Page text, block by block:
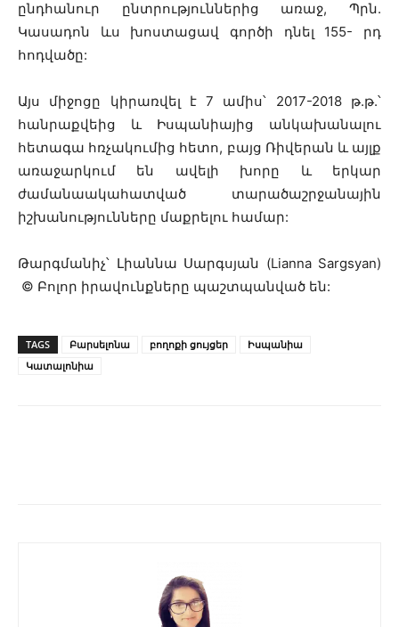
ընդհանուր ընտրություններից առաջ, Պրն.
Կասադոն ևս խոստացավ գործի դնել 155- րդ
հոդվածը:
Այս միջոցը կիրառվել է 7 ամիս՝ 2017-2018 թ.թ.՝
հանրաքվեից և Իսպանիայից անկախանալու
հետագա հռչակումից հետո, բայց Ռիվերան և այլք
առաջարկում են ավելի խորը և երկար
ժամանաակահատված տարածաշրջանային
իշխանությունները մաքրելու համար:
Թարգմանիչ՝ Լիաննա Սարգսյան (Lianna Sargsyan)
© Բոլոր իրավունքները պաշտպանված են:
TAGS Բարսելոնա բողոքի ցույցեր
Իսպանիա
Կատալոնիա